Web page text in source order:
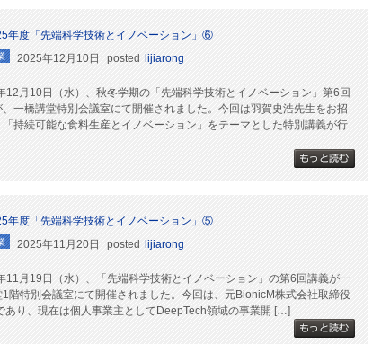
年度「先端科学技術とイノベーション」⑥
2025年12月10日 posted lijiarong
12月10日（水）、秋冬学期の「先端科学技術とイノベーション」第6回
、一橋講堂特別会議室にて開催されました。今回は羽賀史浩先生をお招
「持続可能な食料生産とイノベーション」をテーマとした特別講義が行
年度「先端科学技術とイノベーション」⑤
2025年11月20日 posted lijiarong
11月19日（水）、「先端科学技術とイノベーション」の第6回講義が一
1階特別会議室にて開催されました。今回は、元BionicM株式会社取締役
あり、現在は個人事業主としてDeepTech領域の事業開 […]